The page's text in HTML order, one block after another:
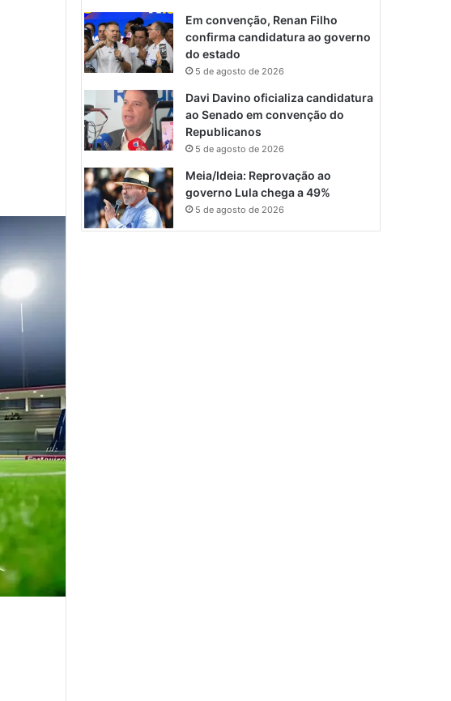
Em convenção, Renan Filho
confirma candidatura ao governo
do estado
5 de agosto de 2026
Davi Davino oficializa candidatura
ao Senado em convenção do
Republicanos
5 de agosto de 2026
Meia/Ideia: Reprovação ao
governo Lula chega a 49%
5 de agosto de 2026